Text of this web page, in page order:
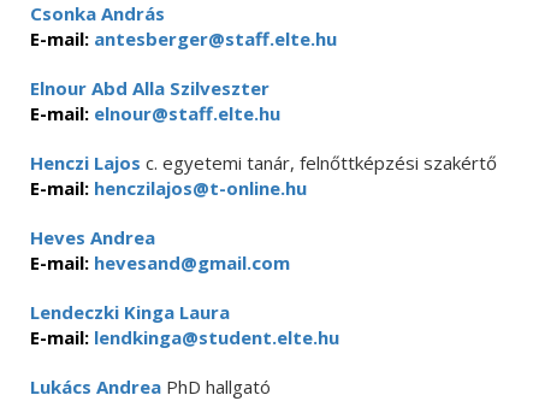
Csonka András
E-mail: antesberger@staff.elte.hu
Elnour Abd Alla Szilveszter
E-mail: elnour@staff.elte.hu
Henczi Lajos c. egyetemi tanár, felnőttképzési szakértő
E-mail: henczilajos@t-online.hu
Heves Andrea
E-mail: hevesand@gmail.com
Lendeczki Kinga Laura
E-mail: lendkinga@student.elte.hu
Lukács Andrea PhD hallgató